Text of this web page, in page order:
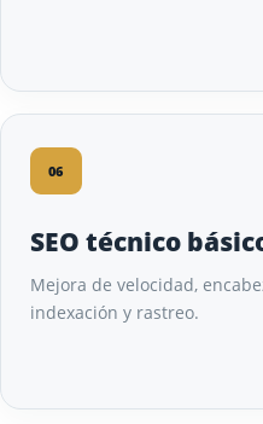
06
SEO técnico
Mejora de velocidad,
indexación y rastreo.